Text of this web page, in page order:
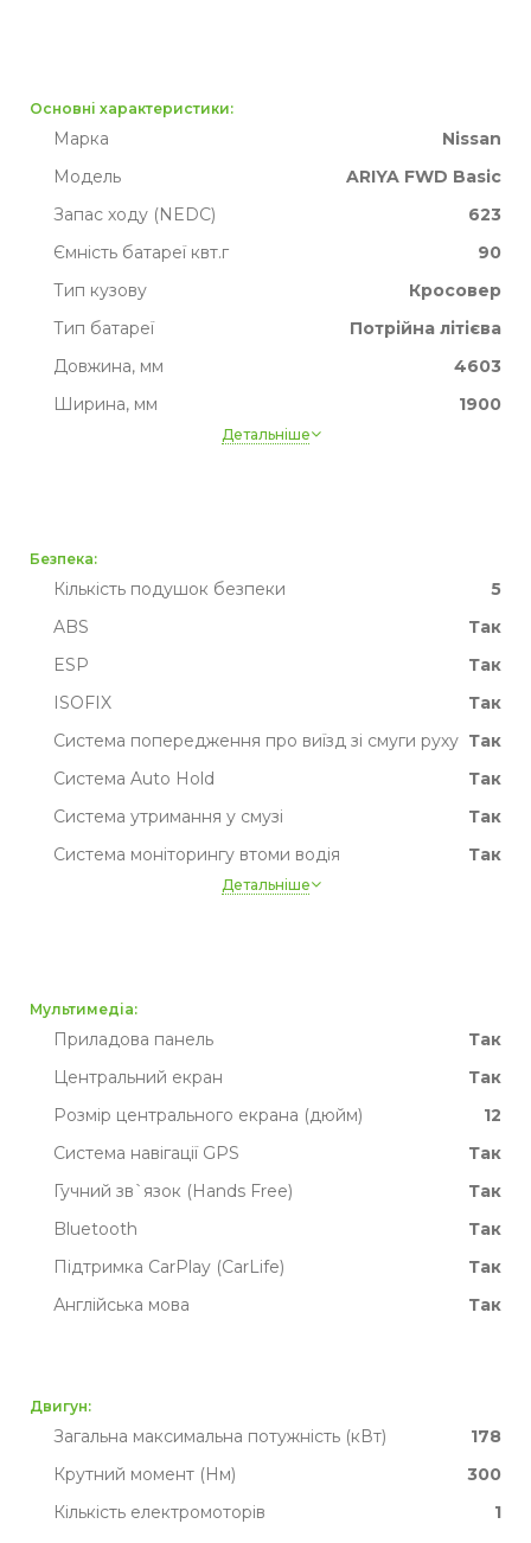
Основні характеристики:
Марка
Nissan
Модель
ARIYA FWD Basic
Запас ходу (NEDC)
623
Ємність батареї квт.г
90
Тип кузову
Кросовер
Тип батареї
Потрійна літієва
Довжина, мм
4603
Ширина, мм
1900
Пробіг
Детальніше
Безпека:
Кількість подушок безпеки
5
ABS
Так
ESP
Так
ISOFIX
Так
Система попередження про виїзд зі смуги руху Так
Система Auto Hold
Так
Система утримання у смузі
Так
Система моніторингу втоми водія
Так
Система розпізнавання дорожніх знаків
Детальніше
Мультимедіа:
Приладова панель
Так
Центральний екран
Так
Розмір центрального екрана (дюйм)
12
Система навігації GPS
Так
Гучний зв`язок (Hands Free)
Так
Bluetooth
Так
Підтримка CarPlay (CarLife)
Так
Англійська мова
Так
Двигун:
Загальна максимальна потужність (кВт)
178
Крутний момент (Нм)
300
Кількість електромоторів
1